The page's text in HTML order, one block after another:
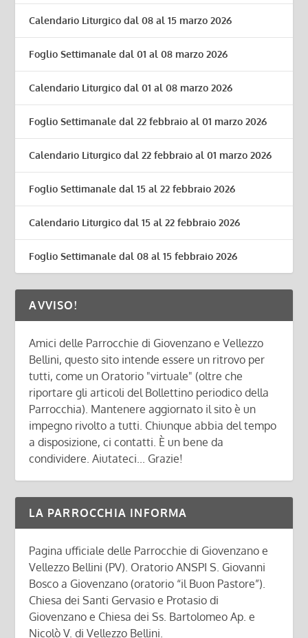
Calendario Liturgico dal 08 al 15 marzo 2026
Foglio Settimanale dal 01 al 08 marzo 2026
Calendario Liturgico dal 01 al 08 marzo 2026
Foglio Settimanale dal 22 febbraio al 01 marzo 2026
Calendario Liturgico dal 22 febbraio al 01 marzo 2026
Foglio Settimanale dal 15 al 22 febbraio 2026
Calendario Liturgico dal 15 al 22 febbraio 2026
Foglio Settimanale dal 08 al 15 febbraio 2026
AVVISO!
Amici delle Parrocchie di Giovenzano e Vellezzo
Bellini, questo sito intende essere un ritrovo per
tutti, come un Oratorio "virtuale" (oltre che
riportare gli articoli del Bollettino periodico della
Parrocchia). Mantenere aggiornato il sito è un
impegno rivolto a tutti. Chiunque abbia del tempo
a disposizione, ci contatti. È un bene da
condividere. Aiutateci... Grazie!
LA PARROCCHIA INFORMA
Pagina ufficiale delle Parrocchie di Giovenzano e
Vellezzo Bellini (PV). Oratorio ANSPI S. Giovanni
Bosco a Giovenzano (oratorio “il Buon Pastore”).
Chiesa dei Santi Gervasio e Protasio di
Giovenzano e Chiesa dei Ss. Bartolomeo Ap. e
Nicolò V. di Vellezzo Bellini.